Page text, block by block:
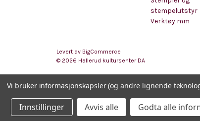
stempelutstyr
Verktøy mm
Levert av BigCommerce
© 2026 Hallerud kultursenter DA
Vi bruker informasjonskapsler (og andre lignende
Innstillinger Avvis alle Godta alle